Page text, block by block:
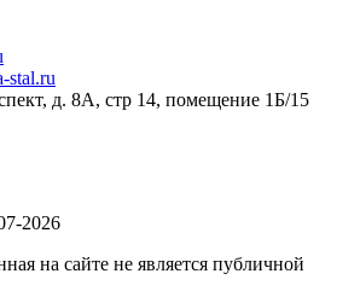
stal.ru
д. 8А, стр 14, помещение 1Б/15
2026
на сайте не является публичной